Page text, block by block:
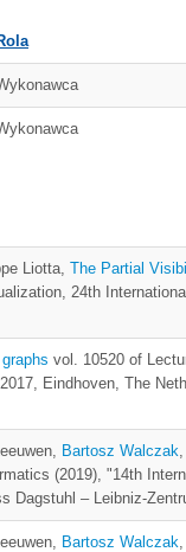
Liotta, The Partial
24th
vol. 10520 of
Eindhoven, The
Bartosz Walczak,
(2019), "14th
Dagstuhl – Leibniz-
Bartosz Walczak,